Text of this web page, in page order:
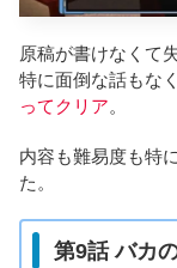
原稿が書けなくて
特に面倒な話もなく
ってクリア。
内容も難易度も特
た。
第9話 バカ